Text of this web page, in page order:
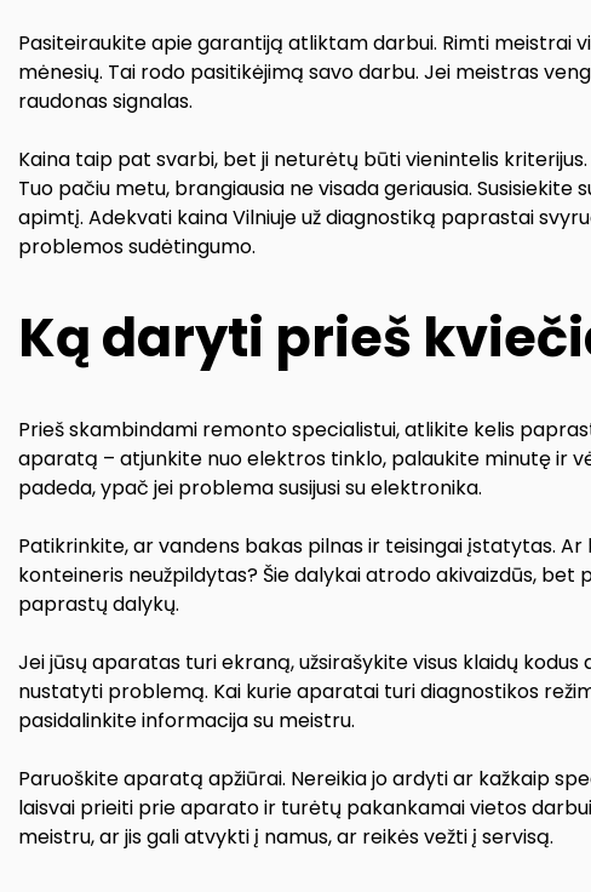
Pasiteiraukite apie garantiją atliktam darbui. Rimti meistrai
mėnesių. Tai rodo pasitikėjimą savo darbu. Jei meistras
raudonas signalas.
Kaina taip pat svarbi, bet ji neturėtų būti vienintelis
Tuo pačiu metu, brangiausia ne visada geriausia.
apimtį. Adekvati kaina Vilniuje už diagnostiką paprastai
problemos sudėtingumo.
Ką daryti prieš
Prieš skambindami remonto specialistui, atlikite kelis
aparatą – atjunkite nuo elektros tinklo, palaukite minutę ir
padeda, ypač jei problema susijusi su elektronika.
Patikrinkite, ar vandens bakas pilnas ir teisingai įstatytas.
konteineris neužpildytas? Šie dalykai atrodo akivaizdūs,
paprastų dalykų.
Jei jūsų aparatas turi ekraną, užsirašykite visus klaidų
nustatyti problemą. Kai kurie aparatai turi diagnostikos
pasidalinkite informacija su meistru.
Paruoškite aparatą apžiūrai. Nereikia jo ardyti ar kažkaip
laisvai prieiti prie aparato ir turėtų pakankamai vietos
meistru, ar jis gali atvykti į namus, ar reikės vežti į servisą.